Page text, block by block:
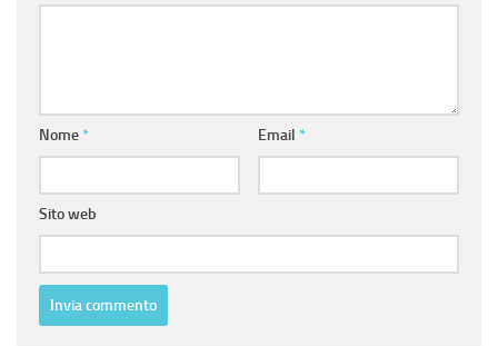
Nome * Email *
Sito web